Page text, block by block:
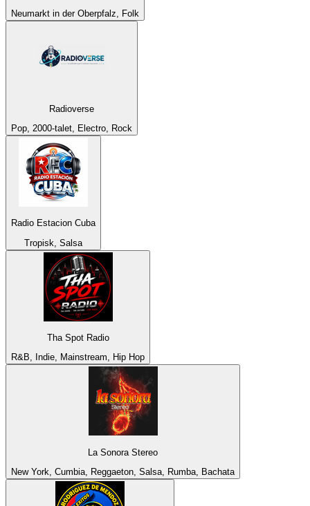
Neumarkt in der Oberpfalz, Folk
Radioverse
Pop, 2000-talet, Electro, Rock
Radio Estacion Cuba
Tropisk, Salsa
Tha Spot Radio
R&B, Indie, Mainstream, Hip Hop
La Sonora Stereo
New York, Cumbia, Reggaeton, Salsa, Rumba, Bachata